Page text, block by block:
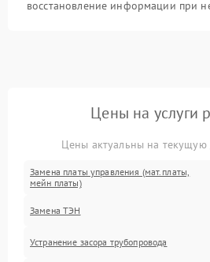
восстановление информации при
Цены на услуги
Цены актуальны на текущую
Замена платы управления (мат.платы,
мейн платы)
Замена ТЭН
Устранение засора трубопровода